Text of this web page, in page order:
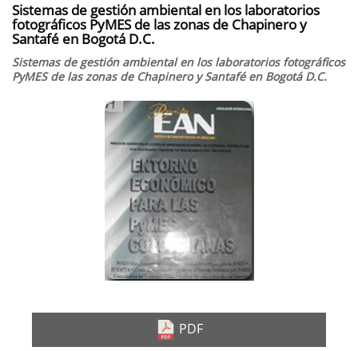
Sistemas de gestión ambiental en los laboratorios
fotográficos PyMES de las zonas de Chapinero y
Santafé en Bogotá D.C.
Sistemas de gestión ambiental en los laboratorios fotográficos
PyMES de las zonas de Chapinero y Santafé en Bogotá D.C.
PDF